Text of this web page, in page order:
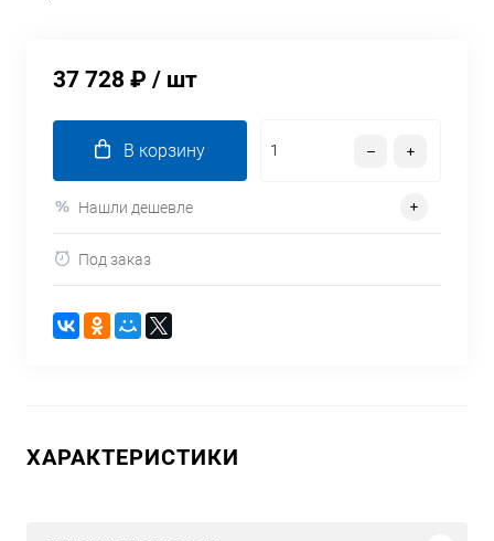
37 728 ₽ / шт
В корзину
Нашли дешевле
Под заказ
ХАРАКТЕРИСТИКИ